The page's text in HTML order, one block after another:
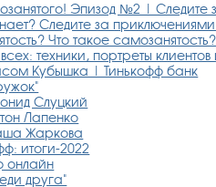
Эпизод №2 |
Следите за
Что такое
техники, портреты
Кубышка | Тинькофф банк
Слуцкий
Лапенко
Жаркова
итоги-2022
онлайн
друга"